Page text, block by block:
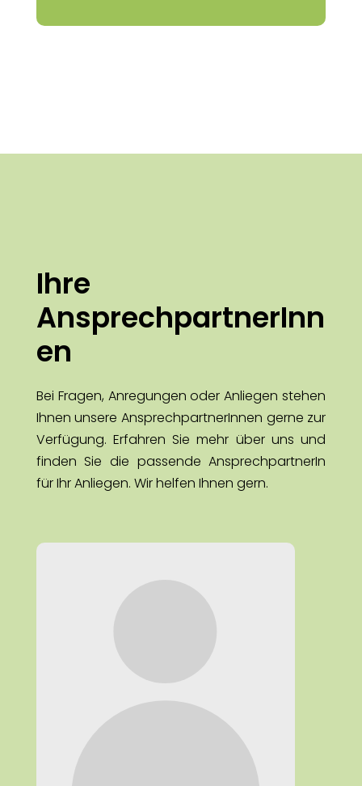
Ihre
AnsprechpartnerInn
en
Bei Fragen, Anregungen oder Anliegen stehen
Ihnen unsere AnsprechpartnerInnen gerne zur
Verfügung. Erfahren Sie mehr über uns und
finden Sie die passende AnsprechpartnerIn
für Ihr Anliegen. Wir helfen Ihnen gern.